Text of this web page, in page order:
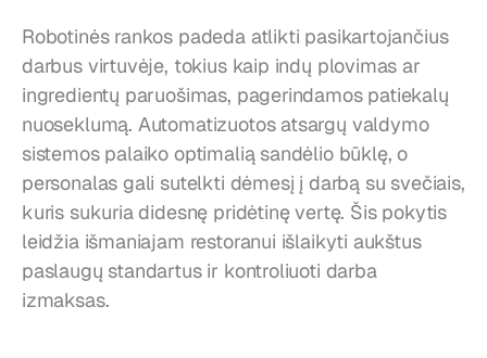
Robotinės rankos padeda atlikti pasikartojančius
darbus virtuvėje, tokius kaip indų plovimas ar
ingredientų paruošimas, pagerindamos patiekalų
nuoseklumą. Automatizuotos atsargų valdymo
sistemos palaiko optimalią sandėlio būklę, o
personalas gali sutelkti dėmesį į darbą su svečiais,
kuris sukuria didesnę pridėtinę vertę. Šis pokytis
leidžia išmaniajam restoranui išlaikyti aukštus
paslaugų standartus ir kontroliuoti darba
izmaksas.